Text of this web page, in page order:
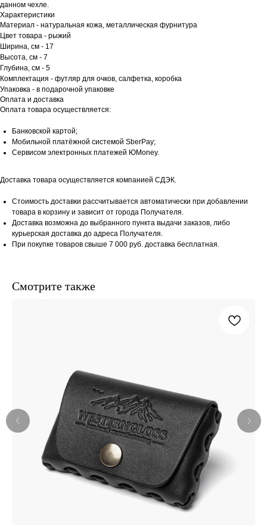
данном чехле.
Характеристики
Материал - натуральная кожа, металлическая фурнитура
Цвет товара - рыжий
Ширина, см - 17
Высота, см - 7
Глубина, см - 5
Комплектация - футляр для очков, салфетка, коробка
Упаковка - в подарочной упаковке
Оплата и доставка
Оплата товара осуществляется:
Банковской картой;
Мобильной платёжной системой SberPay;
Сервисом электронных платежей ЮMoney.
Доставка товара осуществляется компанией СДЭК.
Стоимость доставки рассчитывается автоматически при добавлении
товара в корзину и зависит от города Получателя.
Доставка возможна до выбранного пункта выдачи заказов, либо
курьерская доставка до адреса Получателя.
При покупке товаров свыше 7 000 руб. доставка бесплатная.
Смотрите также